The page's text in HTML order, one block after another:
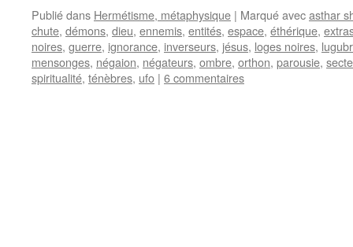
Publié dans Hermétisme, métaphysique | Marqué avecasthar
chute, démons, dieu, ennemis, entités, espace, éthérique,
noires, guerre, ignorance, inverseurs, jésus, loges noires,
mensonges, négaion, négateurs, ombre, orthon, parousie, secte
spiritualité, ténèbres, ufo | 6 commentaires